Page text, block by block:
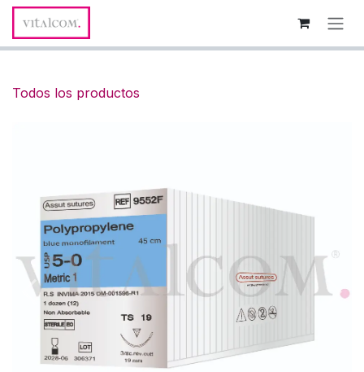
Ir al contenido
Todos los productos